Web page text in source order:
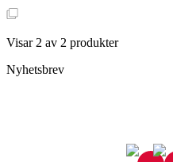
Visar2 av 2 produkter
Nyhetsbrev